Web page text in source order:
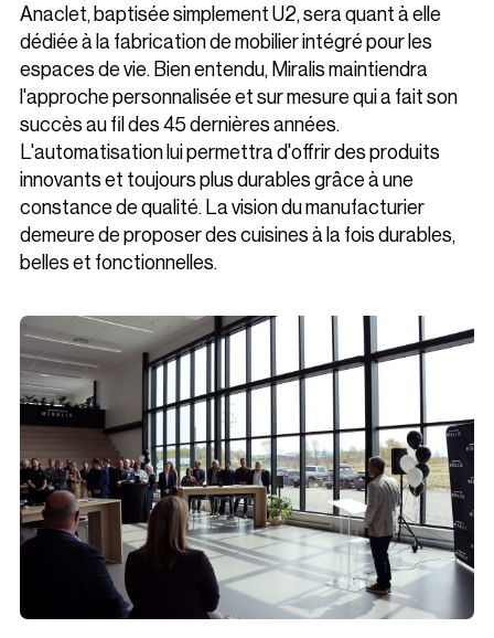
Anaclet, baptisée simplement U2, sera quant à elle
dédiée à la fabrication de mobilier intégré pour les
espaces de vie. Bien entendu, Miralis maintiendra
l'approche personnalisée et sur mesure qui a fait son
succès au fil des 45 dernières années.
L'automatisation lui permettra d'offrir des produits
innovants et toujours plus durables grâce à une
constance de qualité. La vision du manufacturier
demeure de proposer des cuisines à la fois durables,
belles et fonctionnelles.